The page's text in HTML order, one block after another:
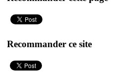
Recommander ce site